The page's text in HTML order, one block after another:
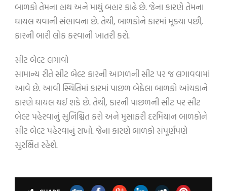
બાળકો તેમના હાથ અને માથું બહાર કાઢે છે. જેના કારણે તેમના
ઘાયલ થવાની સંભાવના છે. તેથી, બાળકોને કારમાં મૂક્યા પછી,
કારની બારી લોક કરવાની ખાતરી કરો.
સીટ બેલ્ટ લગાવો
સામાન્ય રીતે સીટ બેલ્ટ કારની આગળની સીટ પર જ લગાવવામાં
આવે છે. આવી સ્થિતિમાં કારમાં પાછળ બેઠેલા બાળકો આંચકાને
કારણે ઘાયલ થઈ શકે છે. તેથી, કારની પાછળની સીટ પર સીટ
બેલ્ટ પહેરવાનું સુનિશ્ચિત કરો અને મુસાફરી દરમિયાન બાળકોને
સીટ બેલ્ટ પહેરવાનું રાખો. જેના કારણે બાળકો સંપૂર્ણપણે
સુરક્ષિત રહેશે.